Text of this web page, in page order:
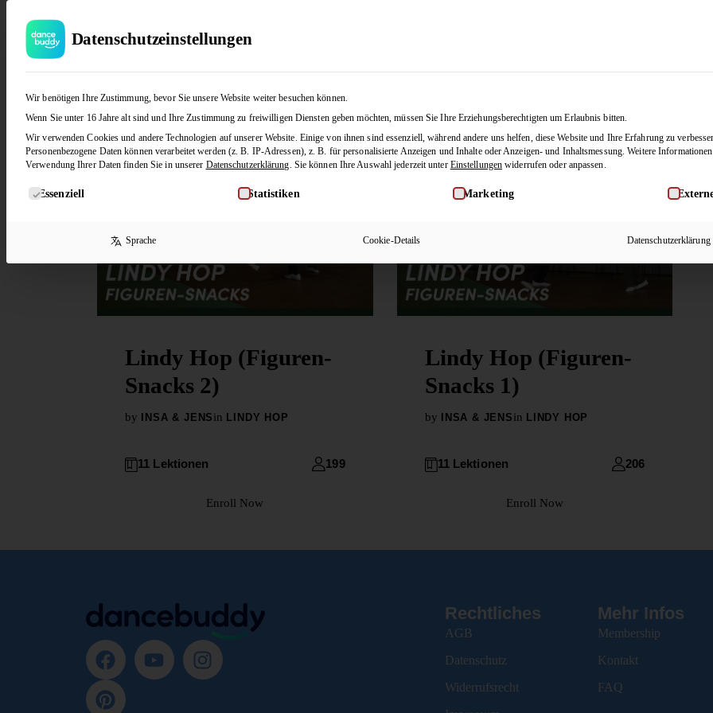
Lindy Hop (Figuren-
Snacks 2)
by INSA & JENS in LINDY HOP
11 Lektionen 199
Enroll Now
Lindy Hop (Figuren-
Snacks 1)
by INSA & JENS in LINDY HOP
11 Lektionen 206
Enroll Now
Rechtliches
AGB
Datenschutz
Widerrufsrecht
Mehr Infos
Membership
Kontakt
FAQ
Datenschutzeinstellungen
Wir benötigen Ihre Zustimmung, bevor Sie unsere Website weiter besuchen können.
Wenn Sie unter 16 Jahre alt sind und Ihre Zustimmung zu freiwilligen Diensten geben möchten, müssen Sie Ihre Erziehungsberechtigten um Erlaubnis bitten.
Wir verwenden Cookies und andere Technologien auf unserer Website. Einige von ihnen sind essenziell, während andere uns helfen, diese Website und Ihre Erfahrung zu
Personenbezogene Daten können verarbeitet werden (z. B. IP-Adressen), z. B. für personalisierte Anzeigen und Inhalte oder Anzeigen- und Inhaltsmessung. Weitere
Verwendung Ihrer Daten finden Sie in unserer Datenschutzerklärung. Sie können Ihre Auswahl jederzeit unter Einstellungen widerrufen oder anpassen.
Es folgt eine Liste der Service-Gruppen, für die eine Einwilligung erteilt werden kann. Die erste Service-Gruppe ist
Essenziell Statistiken Marketing
Sprache Cookie-Details Datenschutzerklärung